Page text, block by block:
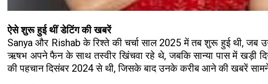
ऐसे शुरू हुई थीं डेटिंग की खबरें
Sanya और Rishab के रिश्ते की चर्चा साल 2025 में तब शुरू हुई थी, जब
ऋषभ अपने फैन के साथ तस्वीर खिंचवा रहे थे, जबकि सान्या पास में खड़ी
की पहचान दिसंबर 2024 से थी, जिसके बाद उनके करीब आने की खबरें